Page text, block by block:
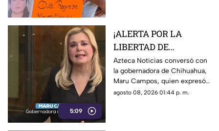
5:09
¡ALERTA POR LA
LIBERTAD DE
EXPRESIÓN! Maru
Campos advierte
posibles riesgos por
nuevos lineamientos
Azteca Noticias conversó con
la gobernadora de Chihuahua,
Maru Campos, quien expresó
su preocupación por los
agosto 08, 2026 01:44 p. m.